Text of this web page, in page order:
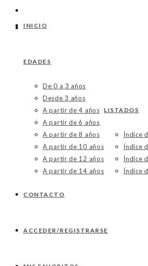
INICIO
EDADES
De 0 a 3 años
Desde 3 años
A partir de 4 años
A partir de 6 años
A partir de 8 años
A partir de 10 años
A partir de 12 años
A partir de 14 años
LISTADOS
Índice
Índice
Índice
Índice
CONTACTO
ACCEDER/REGISTRARSE